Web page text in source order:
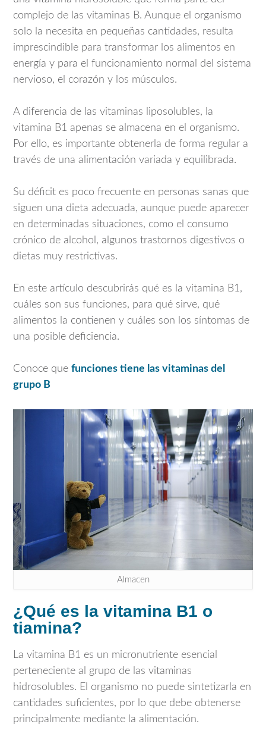
complejo de las vitaminas B. Aunque el organismo
solo la necesita en pequeñas cantidades, resulta
imprescindible para transformar los alimentos en
energía y para el funcionamiento normal del sistema
nervioso, el corazón y los músculos.
A diferencia de las vitaminas liposolubles, la
vitamina B1 apenas se almacena en el organismo.
Por ello, es importante obtenerla de forma regular a
través de una alimentación variada y equilibrada.
Su déficit es poco frecuente en personas sanas que
siguen una dieta adecuada, aunque puede aparecer
en determinadas situaciones, como el consumo
crónico de alcohol, algunos trastornos digestivos o
dietas muy restrictivas.
En este artículo descubrirás qué es la vitamina B1,
cuáles son sus funciones, para qué sirve, qué
alimentos la contienen y cuáles son los síntomas de
una posible deficiencia.
Conoce que funciones tiene las vitaminas del
grupo B
Almacen
¿Qué es la vitamina B1 o
tiamina?
La vitamina B1 es un micronutriente esencial
perteneciente al grupo de las vitaminas
hidrosolubles. El organismo no puede sintetizarla en
cantidades suficientes, por lo que debe obtenerse
principalmente mediante la alimentación.